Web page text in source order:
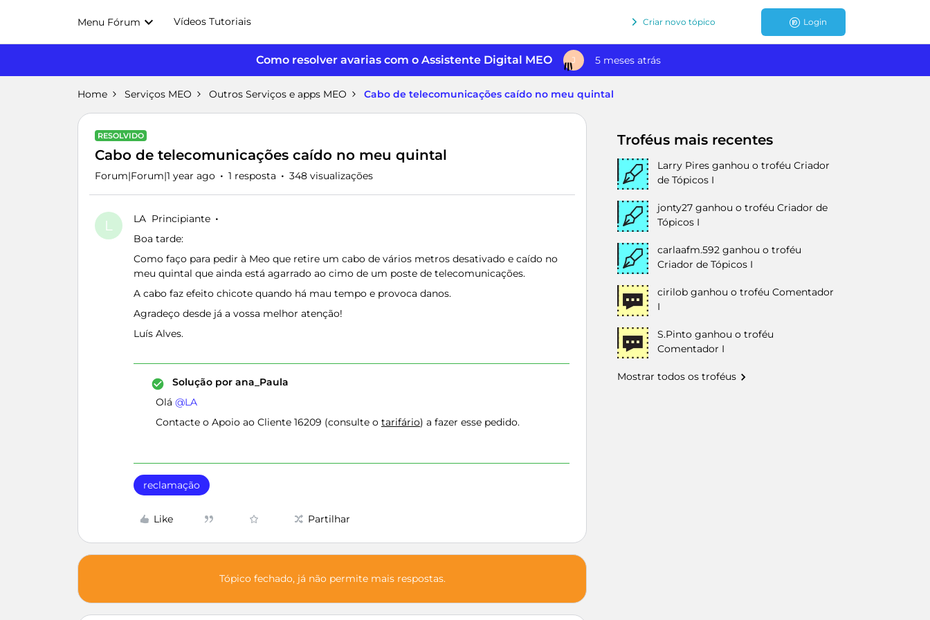
Menu Fórum Vídeos Tutoriais Criar novo tópico Login
Como resolver avarias com o Assistente Digital MEO J 5 meses atrás
Home Serviços MEO Outros Serviços e apps MEO Cabo de telecomunicações caído no meu quintal
RESOLVIDO
Cabo de telecomunicações caído no meu quintal
Forum|Forum|1 year ago 1 resposta 348 visualizações
L LA Principiante
Boa tarde:
Como faço para pedir à Meo que retire um cabo de vários metros desativado e caído no
meu quintal que ainda está agarrado ao cimo de um poste de telecomunicações.
A cabo faz efeito chicote quando há mau tempo e provoca danos.
Agradeço desde já a vossa melhor atenção!
Luís Alves.
Solução por ana_Paula
Olá ​ @LA
Contacte o Apoio ao Cliente 16209 (consulte o tarifário) a fazer esse pedido.
reclamação
Like Partilhar
Tópico fechado, já não permite mais respostas.
Troféus mais recentes
Larry Pires ganhou o troféu Criador
de Tópicos I
jonty27 ganhou o troféu Criador de
Tópicos I
carlaafm.592 ganhou o troféu
Criador de Tópicos I
cirilob ganhou o troféu Comentador
I
S.Pinto ganhou o troféu
Comentador I
Mostrar todos os troféus